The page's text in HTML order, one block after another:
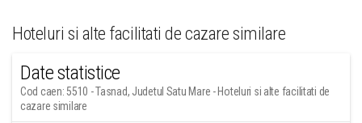
Hoteluri si alte facilitati de cazare similare
Date statistice
Cod caen: 5510 - Tasnad, Judetul Satu Mare - Hoteluri si alte facilitati de
cazare similare